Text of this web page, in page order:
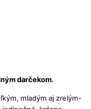
darčekom.
mladým aj zrelým-